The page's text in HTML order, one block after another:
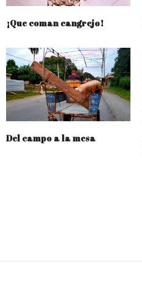
¡Que coman cangrejo!
Del campo a la mesa